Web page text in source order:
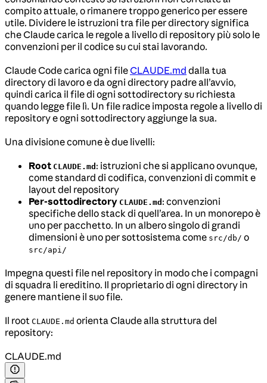
compito attuale, o rimanere troppo generico per essere
utile. Dividere le istruzioni tra file per directory significa
che Claude carica le regole a livello di repository più solo le
convenzioni per il codice su cui stai lavorando.
Claude Code carica ogni fileCLAUDE.md dalla tua
directory di lavoro e da ogni directory padre all’avvio,
quindi carica il file di ogni sottodirectory su richiesta
quando legge file lì. Un file radice imposta regole a livello di
repository e ogni sottodirectory aggiunge la sua.
Una divisione comune è due livelli:
Root CLAUDE.md : istruzioni che si applicano ovunque,
come standard di codifica, convenzioni di commit e
layout del repository
Per-sottodirectory CLAUDE.md : convenzioni
specifiche dello stack di quell’area. In un monorepo è
uno per pacchetto. In un albero singolo di grandi
dimensioni è uno per sottosistema come src/db/ o
src/api/
Impegna questi file nel repository in modo che i compagni
di squadra li ereditino. Il proprietario di ogni directory in
genere mantiene il suo file.
Il root CLAUDE.md orienta Claude alla struttura del
repository:
CLAUDE.md